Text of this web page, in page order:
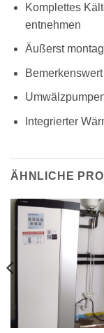
Komplettes
entnehmen
Äußerst
Integrierter
ÄHNLICHE